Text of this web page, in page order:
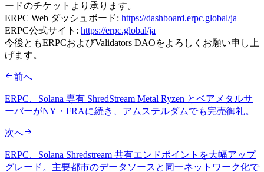
ードのチケットより承ります。
ERPC Web ダッシュボード: https://dashboard.erpc.global/ja
ERPC公式サイト: https://erpc.global/ja
今後ともERPCおよびValidators DAOをよろしくお願い申し上
げます。
前へ
ERPC、Solana 専有 ShredStream Metal Ryzen とベアメタルサ
ーバーがNY・FRAに続き、アムステルダムでも完売御礼。
次へ
ERPC、Solana Shredstream 共有エンドポイントを大幅アップ
グレード。主要都市のデータソースと同一ネットワーク化で